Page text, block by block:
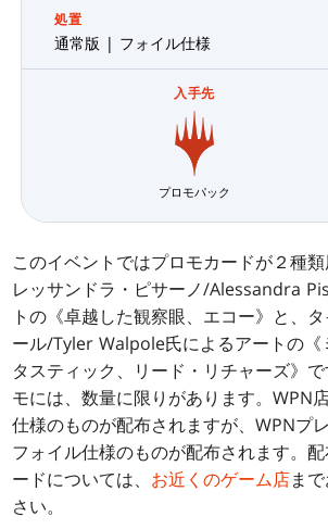
処置
通常版 | フォイル仕様
入手先
プロモパック
このイベントではプロモカードが２種
レッサンドラ・ピサーノ/Alessandra
トの《卓越した観察眼、エコー》と、
ール/Tyler Walpole氏によるアートの《
タスティック、リード・リチャーズ》
モには、数量に限りがあります。WPN
仕様のものが配布されますが、WPNプ
フォイル仕様のものが配布されます。
ードについては、 お近くのゲーム店ま
さい。